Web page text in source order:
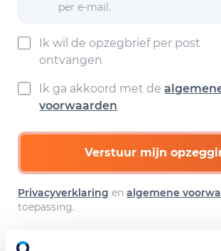
per e-mail.
Ik wil de opzegbrief per post
ontvangen
Ik ga akkoord met de
voorwaarden
Verstuur mijn
Privacyverklaring en algemene
toepassing.